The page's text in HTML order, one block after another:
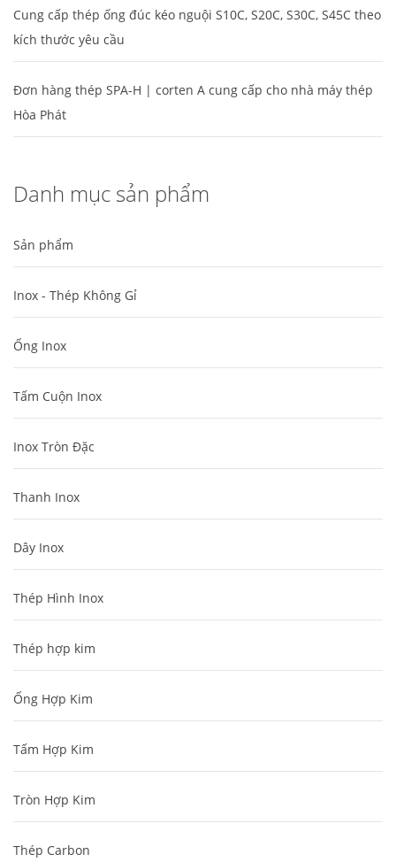
Cung cấp thép ống đúc kéo nguội S10C, S20C, S30C, S45C theo
kích thước yêu cầu
Đơn hàng thép SPA-H | corten A cung cấp cho nhà máy thép
Hòa Phát
Danh mục sản phẩm
Sản phẩm
Inox - Thép Không Gỉ
Ống Inox
Tấm Cuộn Inox
Inox Tròn Đặc
Thanh Inox
Dây Inox
Thép Hình Inox
Thép hợp kim
Ống Hợp Kim
Tấm Hợp Kim
Tròn Hợp Kim
Thép Carbon